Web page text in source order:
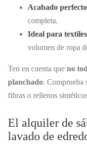
Acabado perfecto
completa.
Ideal para
volumen de ropa
Ten en cuenta que no
planchado. Comprueba
fibras o rellenos
El alquiler de
lavado de